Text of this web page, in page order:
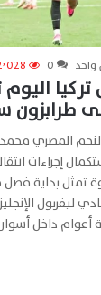
واحد 0
اليوم
طرابزون
المصري محمد
إجراءات
تمثل بداية فصل
ليفربول
داخل أسوار